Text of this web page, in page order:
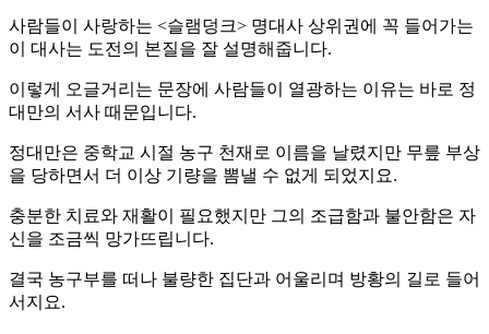
사람들이 사랑하는 <슬램덩크> 명대사 상위권에 꼭 들어가는
이 대사는 도전의 본질을 잘 설명해줍니다.
이렇게 오글거리는 문장에 사람들이 열광하는 이유는 바로 정
대만의 서사 때문입니다.
정대만은 중학교 시절 농구 천재로 이름을 날렸지만 무릎 부상
을 당하면서 더 이상 기량을 뽐낼 수 없게 되었지요.
충분한 치료와 재활이 필요했지만 그의 조급함과 불안함은 자
신을 조금씩 망가뜨립니다.
결국 농구부를 떠나 불량한 집단과 어울리며 방황의 길로 들어
서지요.